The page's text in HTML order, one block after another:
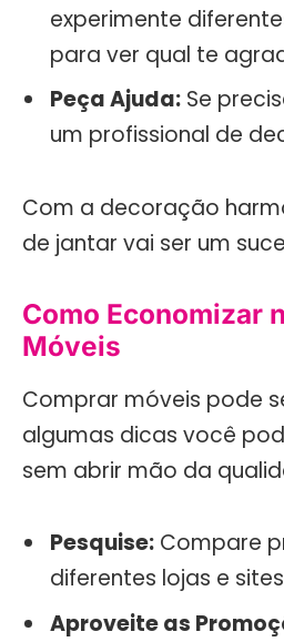
experimente
para ver qual te
Peça Ajuda: Se
um profissional de
Com a decoração
de jantar vai ser um
Como Economizar
Móveis
Comprar móveis pode
algumas dicas você
sem abrir mão da
Pesquise: Compare
diferentes lojas e
Aproveite as